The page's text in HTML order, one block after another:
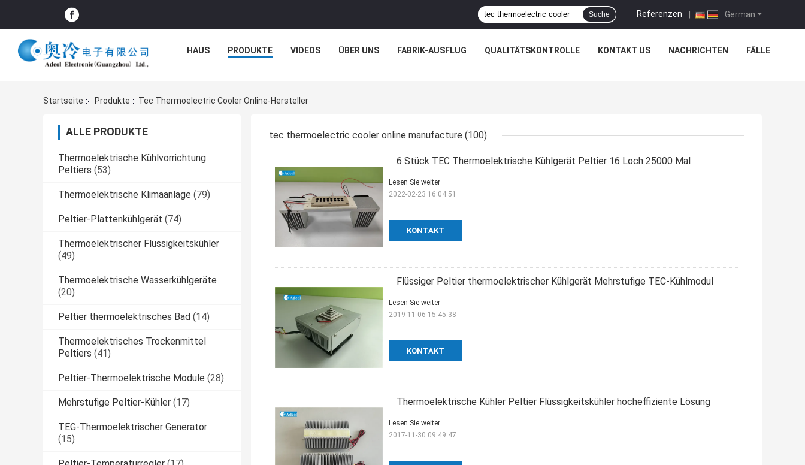
German
Referenzen |
Suche
HAUS PRODUKTE VIDEOS ÜBER UNS FABRIK-AUSFLUG QUALITÄTSKONTROLLE KONTAKT US NACHRICHTEN FÄLLE
Startseite Produkte Tec Thermoelectric Cooler Online-Hersteller
ALLE PRODUKTE
Thermoelektrische Kühlvorrichtung
Peltiers (53)
Thermoelektrische Klimaanlage (79)
Peltier-Plattenkühlgerät (74)
Thermoelektrischer Flüssigkeitskühler
(49)
Thermoelektrische Wasserkühlgeräte
(20)
Peltier thermoelektrisches Bad (14)
Thermoelektrisches Trockenmittel
Peltiers (41)
Peltier-Thermoelektrische Module (28)
Mehrstufige Peltier-Kühler (17)
TEG-Thermoelektrischer Generator
(15)
tec thermoelectric cooler online manufacture (100)
6 Stück TEC Thermoelektrische Kühlgerät Peltier 16 Loch 25000 Mal
KONTAKT
Lesen Sie weiter
2022-02-23 16:04:51
Flüssiger Peltier thermoelektrischer Kühlgerät Mehrstufige TEC-Kühlmodul
KONTAKT
Lesen Sie weiter
2019-11-06 15:45:38
Thermoelektrische Kühler Peltier Flüssigkeitskühler hocheffiziente Lösung
Lesen Sie weiter
2017-11-30 09:49:47